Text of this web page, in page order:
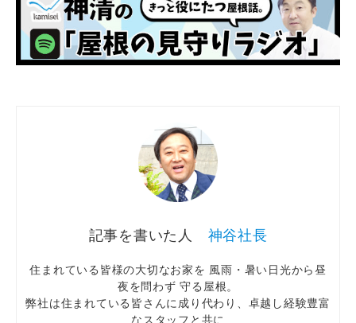
神谷社長
住まれている皆様の大切なお家を 風雨・暑い日光から昼
夜を問わず 守る屋根。
弊社は住まれている皆さんに成り代わり、卓越し経験豊富
なスタッフと共に